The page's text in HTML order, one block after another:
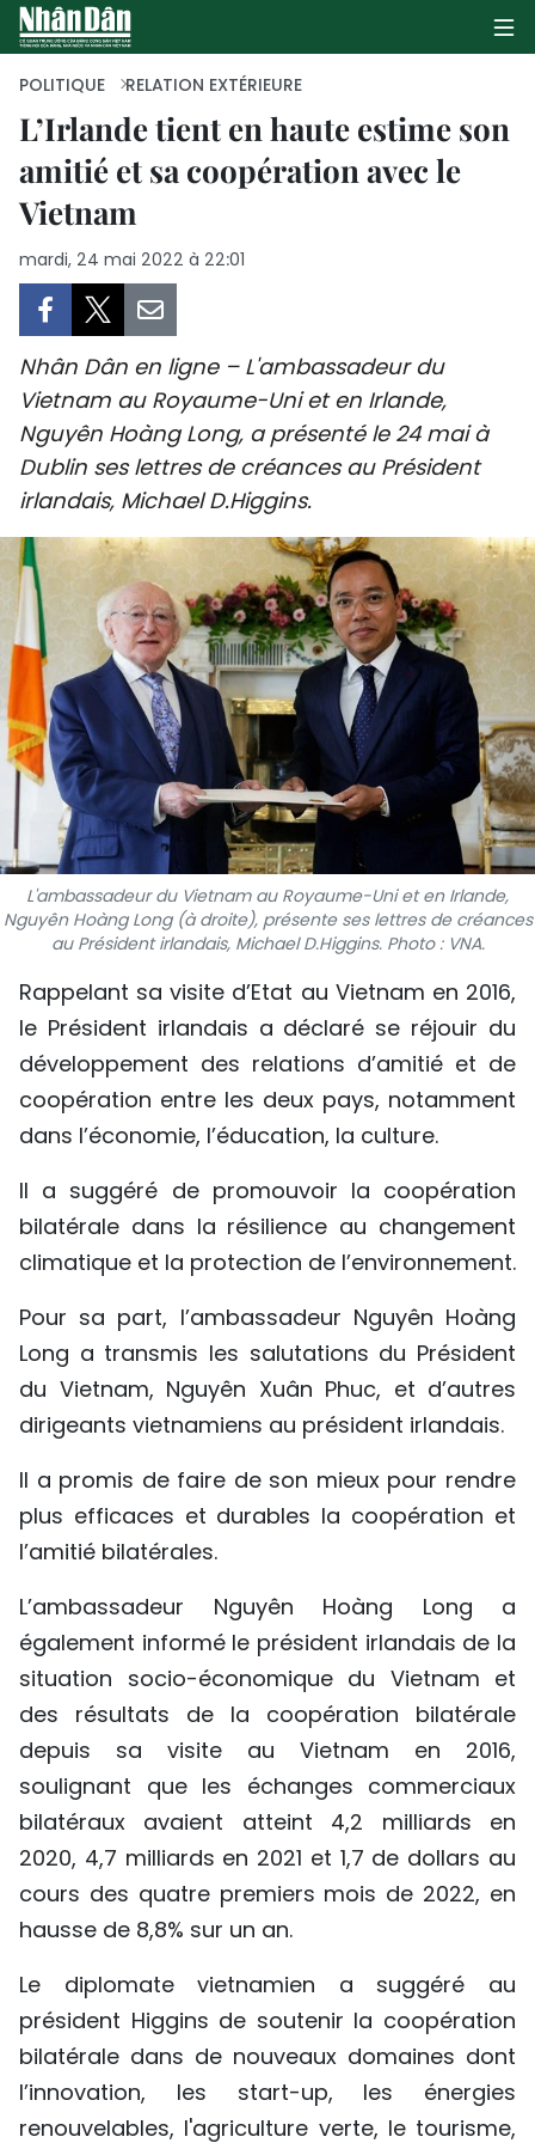
PAGE D'ACCUEIL
CULTURE
TOURISME
ENVIRONNEMENT
SPORT
FRANCOPHONIE
PAYS NATAL
INTERNATIONAL
MÉGASTORIE
INFOGRAPHIE
PHOTO
À PROPOS DU "PEUPLE"
TIẾNG VIỆT
中文
РУССКИЙ
ESPAÑOL
POLITIQUE RELATION EXTÉRIEURE
L’Irlande tient en haute estime son
amitié et sa coopération avec le
Vietnam
mardi, 24 mai 2022 à 22:01
Nhân Dân en ligne – L'ambassadeur du
Vietnam au Royaume-Uni et en Irlande,
Nguyên Hoàng Long, a présenté le 24 mai à
Dublin ses lettres de créances au Président
irlandais, Michael D.Higgins.
L'ambassadeur du Vietnam au Royaume-Uni et en Irlande,
Nguyên Hoàng Long (à droite), présente ses lettres de créances
au Président irlandais, Michael D.Higgins. Photo : VNA.
Rappelant sa visite d’Etat au Vietnam en 2016,
le Président irlandais a déclaré se réjouir du
développement des relations d’amitié et de
coopération entre les deux pays, notamment
dans l’économie, l’éducation, la culture.
Il a suggéré de promouvoir la coopération
bilatérale dans la résilience au changement
climatique et la protection de l’environnement.
Pour sa part, l’ambassadeur Nguyên Hoàng
Long a transmis les salutations du Président
du Vietnam, Nguyên Xuân Phuc, et d’autres
dirigeants vietnamiens au président irlandais.
Il a promis de faire de son mieux pour rendre
plus efficaces et durables la coopération et
l’amitié bilatérales.
L’ambassadeur Nguyên Hoàng Long a
également informé le président irlandais de la
situation socio-économique du Vietnam et
des résultats de la coopération bilatérale
depuis sa visite au Vietnam en 2016,
soulignant que les échanges commerciaux
bilatéraux avaient atteint 4,2 milliards en
2020, 4,7 milliards en 2021 et 1,7 de dollars au
cours des quatre premiers mois de 2022, en
hausse de 8,8% sur un an.
Le diplomate vietnamien a suggéré au
président Higgins de soutenir la coopération
bilatérale dans de nouveaux domaines dont
l’innovation, les start-up, les énergies
renouvelables, l'agriculture verte, le tourisme,